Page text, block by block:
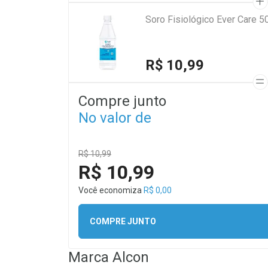
Soro Fisiológico Ever Care
R$ 10,99
Compre junto
No valor de
R$ 10,99
R$ 10,99
Você economiza R$ 0,00
COMPRE JUNTO
Marca Alcon